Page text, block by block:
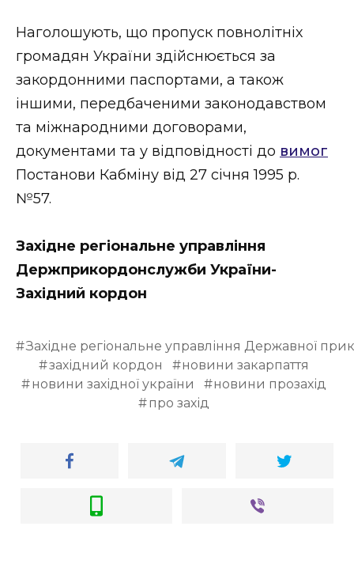
Наголошують, що пропуск повнолітніх
громадян України здійснюється за
закордонними паспортами, а також
іншими, передбаченими законодавством
та міжнародними договорами,
документами та у відповідності до вимог
Постанови Кабміну від 27 січня 1995 р.
№57.
Західне регіональне управління
Держприкордонслужби України-
Західний кордон
Західне регіональне управління Державної
західний кордон
новини закарпаття
новини західної україни
новини прозахід
про захід